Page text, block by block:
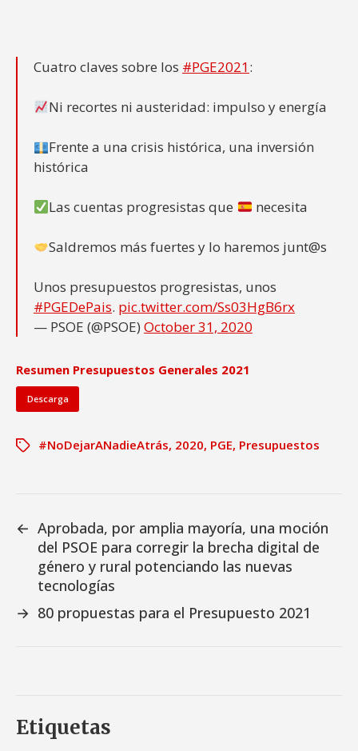
Cuatro claves sobre los #PGE2021:
Ni recortes ni austeridad: impulso y energía
Frente a una crisis histórica, una inversión
histórica
Las cuentas progresistas que necesita
Saldremos más fuertes y lo haremos junt@s
Unos presupuestos progresistas, unos
#PGEDePais. pic.twitter.com/Ss03HgB6rx
— PSOE (@PSOE) October 31, 2020
Resumen Presupuestos Generales 2021
Descarga
#NoDejarANadieAtrás, 2020, PGE, Presupuestos
← Aprobada, por amplia mayoría, una moción
del PSOE para corregir la brecha digital de
género y rural potenciando las nuevas
tecnologías
→ 80 propuestas para el Presupuesto 2021
Etiquetas